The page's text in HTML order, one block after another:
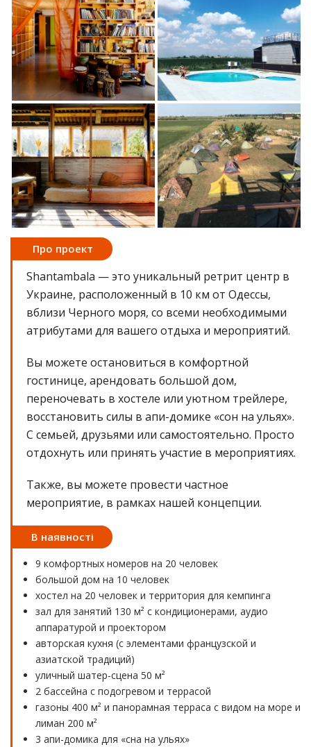
Про проект
Shantambala — это уникальный ретрит центр в
Украине, расположенный в 10 км от Одессы,
вблизи Черного моря, со всеми необходимыми
атрибутами для вашего отдыха и мероприятий.
Вы можете остановиться в комфортной
гостинице, арендовать большой дом,
переночевать в хостеле или уютном трейлере,
восстановить силы в апи-домике «сон на ульях».
С семьей, друзьями или самостоятельно. Просто
отдохнуть или принять участие в мероприятиях.
Также, вы можете провести частное
мероприятие, в рамках нашей концепции.
В наявності
9 комфортных номеров на 20 человек
большой дом на 10 человек
хостел на 20 человек и территория для кемпинга
зал для занятий 130 м² с кондиционерами, аудио
аппаратурой и проектором
авторская кухня (с элементами французской и
азиатской традиций)
уличный шатер-сцена 50 м²
2 бассейна с подогревом и террасой
газоны 400 м² и панорамная терраса с видом на море и
лиман 200 м²
3 апи-домика для «сна на ульях»